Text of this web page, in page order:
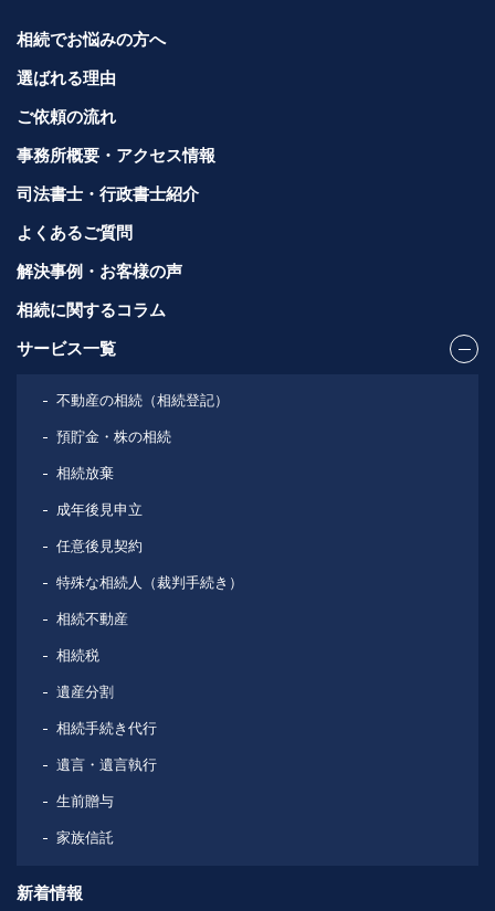
相続でお悩みの方へ
選ばれる理由
ご依頼の流れ
事務所概要・アクセス情報
司法書士・行政書士紹介
よくあるご質問
解決事例・お客様の声
相続に関するコラム
サービス一覧
不動産の相続（相続登記）
預貯金・株の相続
相続放棄
成年後見申立
任意後見契約
特殊な相続人（裁判手続き）
相続不動産
相続税
遺産分割
相続手続き代行
遺言・遺言執行
生前贈与
家族信託
新着情報